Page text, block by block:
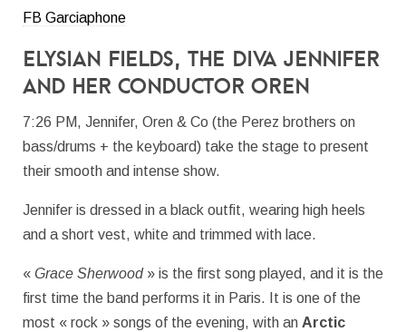
FB Garciaphone
Elysian Fields, the diva Jennifer
and her conductor Oren
7:26 PM, Jennifer, Oren & Co (the Perez brothers on
bass/drums + the keyboard) take the stage to present
their smooth and intense show.
Jennifer is dressed in a black outfit, wearing high heels
and a short vest, white and trimmed with lace.
« Grace Sherwood» is the first song played, and it is the
first time the band performs it in Paris. It is one of the
most « rock » songs of the evening, with an Arctic